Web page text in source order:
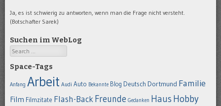
Ja, es ist schwierig zu antworten, wenn man die Frage nicht versteht.
(Botschafter Sarek)
Suchen im WebLog
Search
Space-Tags
Anfang Arbeit Audi Auto Bekannte Blog Deutsch Dortmund Familie
Film Filmzitate Flash-BackFreunde Gedanken Haus Hobby